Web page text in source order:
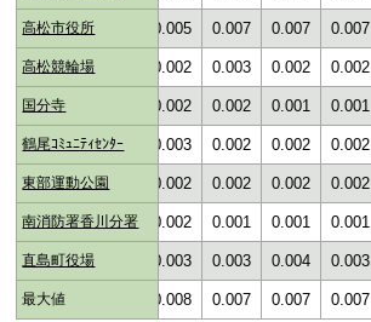
0.005 0.006 0.005 0.007 0.007 0.007
0.002 0.002 0.002 0.003 0.002 0.002
0.002 0.002 0.002 0.001 0.001
0.002 0.002 0.003 0.002 0.002 0.002
0.003 0.003 0.002 0.002 0.002 0.002
0.002 0.002 0.002 0.001 0.001 0.001
0.006 0.007 0.003 0.003 0.004 0.003
0.006 0.008 0.007 0.007 0.007
高松市役所
高松競輪場
国分寺
鶴尾ｺﾐｭﾆﾃｨｾﾝﾀｰ
東部運動公園
南消防署香川分署
直島町役場
最大値